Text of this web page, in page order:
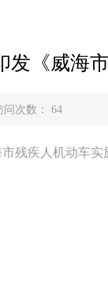
发《威海
问次数： 64
残疾人机动车